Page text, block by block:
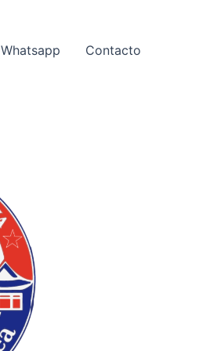
Whatsapp Contacto